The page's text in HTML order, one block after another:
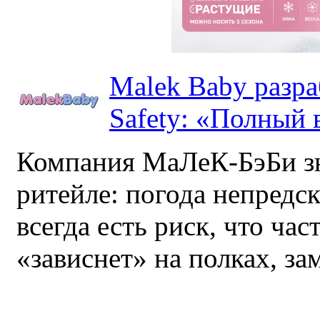
Malek Baby
Safety: «Полный
Компания МаЛеК-БэБи
ритейле: погода
всегда есть риск, что
«зависнет» на полках,